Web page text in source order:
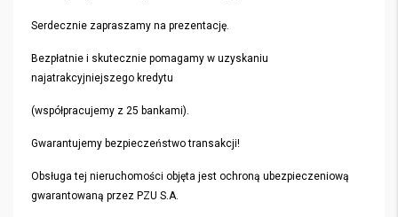
Serdecznie zapraszamy na prezentację.
Bezpłatnie i skutecznie pomagamy w uzyskaniu
najatrakcyjniejszego kredytu
(współpracujemy z 25 bankami).
Gwarantujemy bezpieczeństwo transakcji!
Obsługa tej nieruchomości objęta jest ochroną ubezpieczeniową
gwarantowaną przez PZU S.A.